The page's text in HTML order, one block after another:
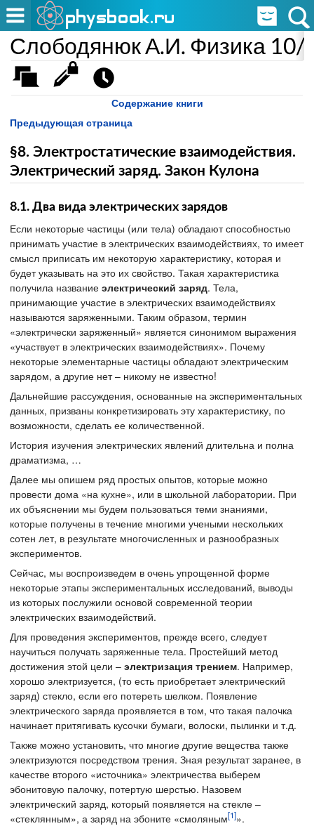
Слободянюк А.И. Физика 10/
Содержание книги
Предыдующая страница
§8. Электростатические взаимодействия.
Электрический заряд. Закон Кулона
8.1. Два вида электрических зарядов
Если некоторые частицы (или тела) обладают способностью
принимать участие в электрических взаимодействиях, то имеет
смысл приписать им некоторую характеристику, которая и
будет указывать на это их свойство. Такая характеристика
получила название электрический заряд. Тела,
принимающие участие в электрических взаимодействиях
называются заряженными. Таким образом, термин
«электрически заряженный» является синонимом выражения
«участвует в электрических взаимодействиях». Почему
некоторые элементарные частицы обладают электрическим
зарядом, а другие нет – никому не известно!
Дальнейшие рассуждения, основанные на экспериментальных
данных, призваны конкретизировать эту характеристику, по
возможности, сделать ее количественной.
История изучения электрических явлений длительна и полна
драматизма, …
Далее мы опишем ряд простых опытов, которые можно
провести дома «на кухне», или в школьной лаборатории. При
их объяснении мы будем пользоваться теми знаниями,
которые получены в течение многими учеными нескольких
сотен лет, в результате многочисленных и разнообразных
экспериментов.
Сейчас, мы воспроизведем в очень упрощенной форме
некоторые этапы экспериментальных исследований, выводы
из которых послужили основой современной теории
электрических взаимодействий.
Для проведения экспериментов, прежде всего, следует
научиться получать заряженные тела. Простейший метод
достижения этой цели – электризация трением. Например,
хорошо электризуется, (то есть приобретает электрический
заряд) стекло, если его потереть шелком. Появление
электрического заряда проявляется в том, что такая палочка
начинает притягивать кусочки бумаги, волоски, пылинки и т.д.
Также можно установить, что многие другие вещества также
электризуются посредством трения. Зная результат заранее, в
качестве второго «источника» электричества выберем
эбонитовую палочку, потертую шерстью. Назовем
электрический заряд, который появляется на стекле –
«стеклянным», а заряд на эбоните «смоляным[1]».